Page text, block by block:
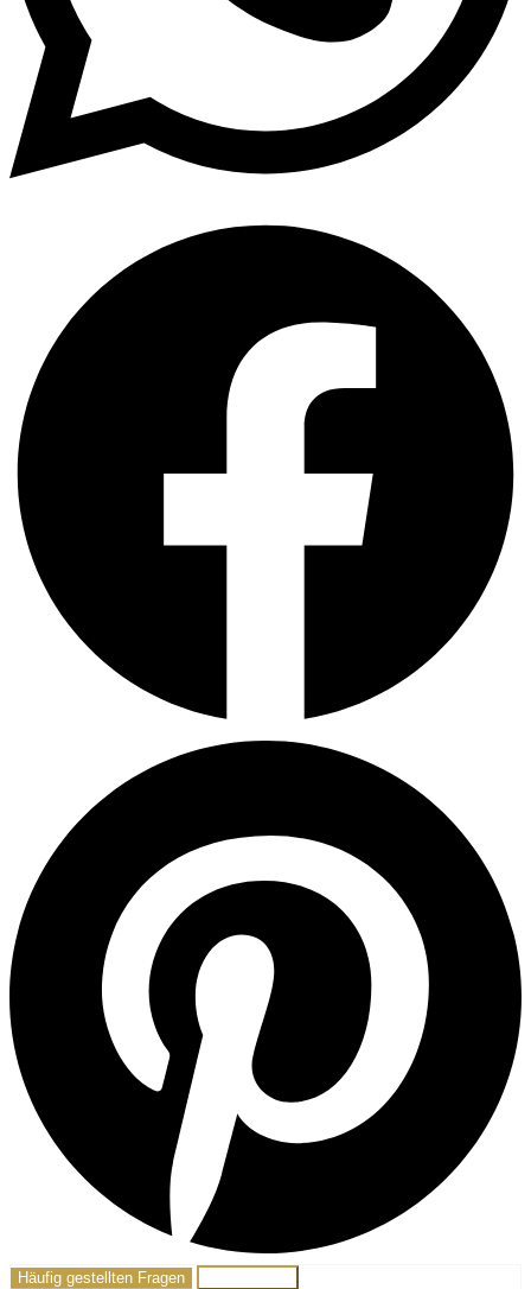
Häufig gestellten Fragen